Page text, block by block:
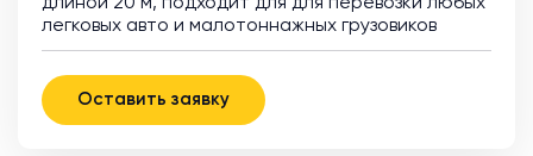
легковых авто и малотоннажных грузовиков
Оставить заявку